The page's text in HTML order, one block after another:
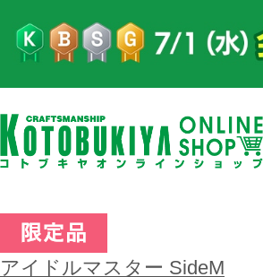
アイドルマスター SideM